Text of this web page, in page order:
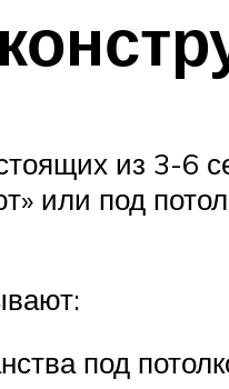
из 3-6
или под
под